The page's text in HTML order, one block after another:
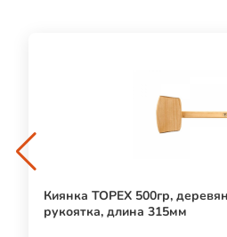
Киянка TOPEX 500гр,
рукоятка, длина 315мм